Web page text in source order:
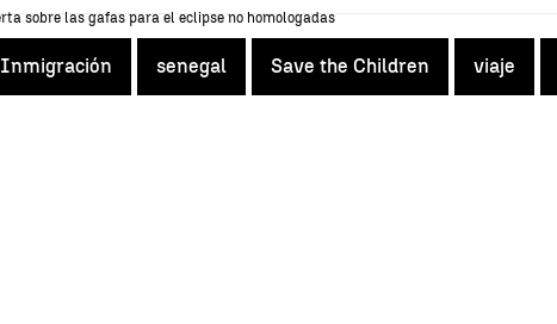
Inmigración senegal Save the Children viaje